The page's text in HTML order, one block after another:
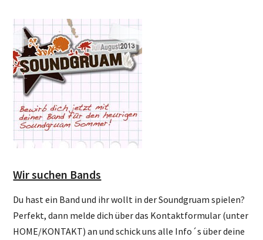
Wir suchen Bands
Du hast ein Band und ihr wollt in der Soundgruam spielen?
Perfekt, dann melde dich über das Kontaktformular (unter
HOME/KONTAKT) an und schick uns alle Info´s über deine